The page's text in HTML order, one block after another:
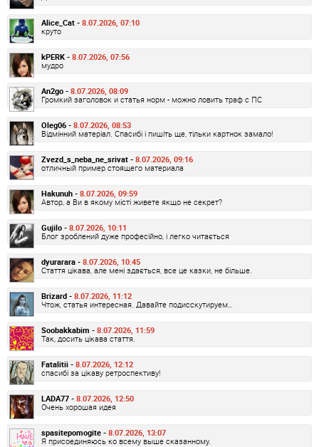
Alice_Cat - 8.07.2026, 07:10
круто
kPERK - 8.07.2026, 07:56
мудро
An2go - 8.07.2026, 08:09
Громкий заголовок и статья норм - можно ловить траф с ПС
Oleg06 - 8.07.2026, 08:53
Відмінний матеріал. Спасибі і пишіть ще, тільки картнок замало!
Zvezd_s_neba_ne_srivat - 8.07.2026, 09:16
отличный пример стоящего материала
Hakunuh - 8.07.2026, 09:59
Автор, а Ви в якому місті живете якщо не секрет?
Gujilo - 8.07.2026, 10:11
Блог зроблений дуже професійно, і легко читається
dyurarara - 8.07.2026, 10:45
Стаття цікава, але мені здається, все це казки, не більше.
Brizard - 8.07.2026, 11:12
Чтож, статья интересная. Давайте подисскутируем…
Soobakkabim - 8.07.2026, 11:59
Так, досить цікава стаття.
Fatalitii - 8.07.2026, 12:12
спасибі за цікаву ретроспективу!
LADA77 - 8.07.2026, 12:50
Очень хорошая идея
spasitepomogite - 8.07.2026, 13:07
Я присоединяюсь ко всему выше сказанному.